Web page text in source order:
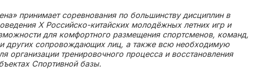
принимает соревнования по большинству дисциплин в
X Российско-китайских молодёжных летних игр и
для комфортного размещения спортсменов, команд,
и других сопровождающих лиц, а также всю необходимую
организации тренировочного процесса и восстановления
Спортивной базы.